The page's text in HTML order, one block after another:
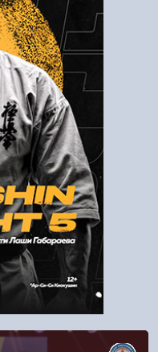
Войти
пароль